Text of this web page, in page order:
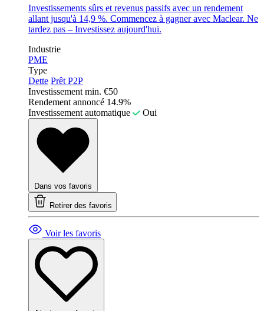
Investissements sûrs et revenus passifs avec un rendement
allant jusqu'à 14,9 %. Commencez à gagner avec Maclear. Ne
tardez pas – Investissez aujourd'hui.
Industrie
PME
Type
Dette Prêt P2P
Investissement min. €50
Rendement annoncé 14.9%
Investissement automatique
Oui
Dans vos favoris
Retirer des favoris
Voir les favoris